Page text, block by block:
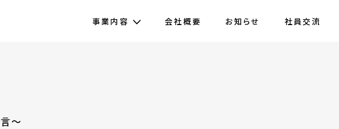
事業内容 会社概要 お知らせ 社員交流
～